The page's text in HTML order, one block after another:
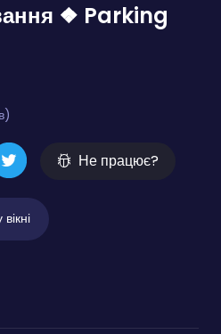
❖ Parking
Не працює?